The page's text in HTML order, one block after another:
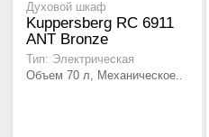
Духовой шкаф
Kuppersberg RC 6911
ANT Bronze
Тип: Электрическая
Объем 70 л, Механическое..